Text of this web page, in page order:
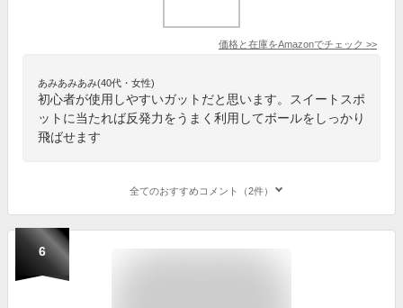
価格と在庫をAmazonでチェック >>
あみあみあみ(40代・女性)
初心者が使用しやすいガットだと思います。スイートスポ
ットに当たれば反発力をうまく利用してボールをしっかり
飛ばせます
全てのおすすめコメント（2件）
6